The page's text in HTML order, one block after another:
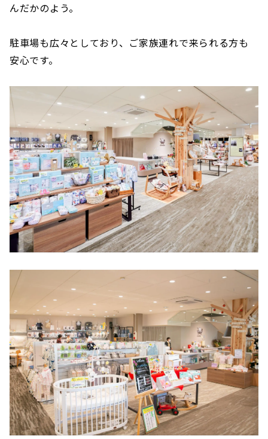
んだかのよう。
駐車場も広々としており、ご家族連れで来られる方も
安心です。